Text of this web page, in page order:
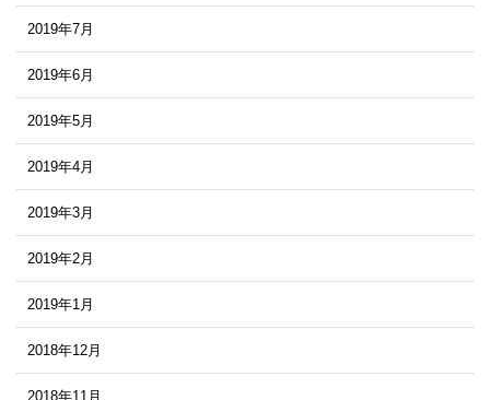
2019年7月
2019年6月
2019年5月
2019年4月
2019年3月
2019年2月
2019年1月
2018年12月
2018年11月